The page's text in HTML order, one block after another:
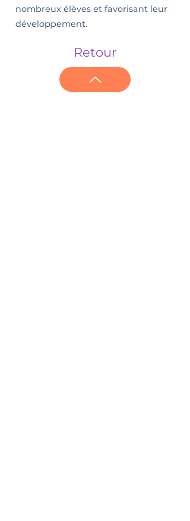
nombreux élèves et favorisant leur
développement.
Retour